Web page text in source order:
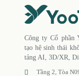
Công ty Cổ phần
tạo hệ sinh thái
tảng AI, 3D/XR,
Tầng 2, Tòa